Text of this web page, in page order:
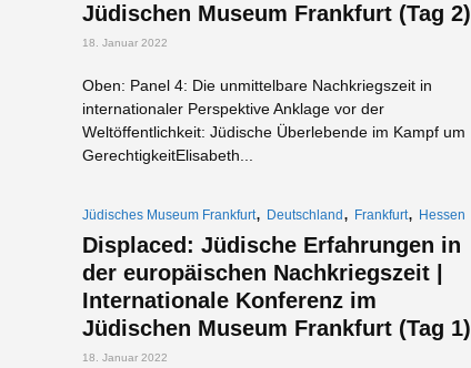
Jüdischen Museum Frankfurt (Tag 2)
18. Januar 2022
Oben: Panel 4: Die unmittelbare Nachkriegszeit in
internationaler Perspektive Anklage vor der
Weltöffentlichkeit: Jüdische Überlebende im Kampf um
GerechtigkeitElisabeth...
Jüdisches Museum Frankfurt, Deutschland, Frankfurt, Hessen
Displaced: Jüdische Erfahrungen in
der europäischen Nachkriegszeit |
Internationale Konferenz im
Jüdischen Museum Frankfurt (Tag 1)
18. Januar 2022